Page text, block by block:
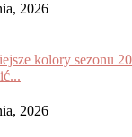
2026
kolory sezonu
2026